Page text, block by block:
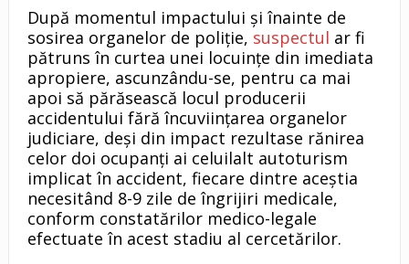
După momentul impactului și înainte de
sosirea organelor de poliție, suspectul ar fi
pătruns în curtea unei locuințe din imediata
apropiere, ascunzându-se, pentru ca mai
apoi să părăsească locul producerii
accidentului fără încuviințarea organelor
judiciare, deși din impact rezultase rănirea
celor doi ocupanţi ai celuilalt autoturism
implicat în accident, fiecare dintre aceștia
necesitând 8-9 zile de îngrijiri medicale,
conform constatărilor medico-legale
efectuate în acest stadiu al cercetărilor.